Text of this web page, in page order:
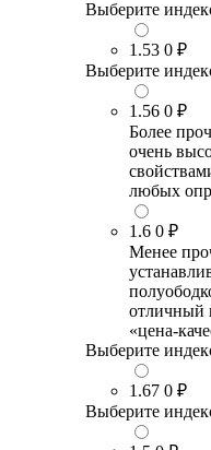
Выберите
1.53 0 ₽
Выберите
1.56 0 ₽
Более
очень
любых
1.6 0 ₽
Менее
отличный
«цена-
Выберите
1.67 0 ₽
Выберите